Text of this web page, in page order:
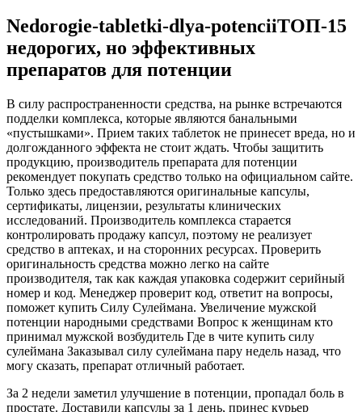
Nedorogie-tabletki-dlya-potenciiТОП-15
недорогих, но эффективных
препаратов для потенции
В силу распространенности средства, на рынке встречаются
подделки комплекса, которые являются банальными
«пустышками». Прием таких таблеток не принесет вреда, но и
долгожданного эффекта не стоит ждать. Чтобы защитить
продукцию, производитель препарата для потенции
рекомендует покупать средство только на официальном сайте.
Только здесь предоставляются оригинальные капсулы,
сертификаты, лицензии, результаты клинических
исследований. Производитель комплекса старается
контролировать продажу капсул, поэтому не реализует
средство в аптеках, и на сторонних ресурсах. Проверить
оригинальность средства можно легко на сайте
производителя, так как каждая упаковка содержит серийный
номер и код. Менеджер проверит код, ответит на вопросы,
поможет купить Силу Сулеймана. Увеличение мужской
потенции народными средствами Вопрос к женщинам кто
принимал мужской возбудитель Где в чите купить силу
сулеймана Заказывал силу сулеймана пару недель назад, что
могу сказать, препарат отличный работает.
За 2 недели заметил улучшение в потенции, пропадал боль в
простате. Доставили капсулы за 1 день, принес курьер